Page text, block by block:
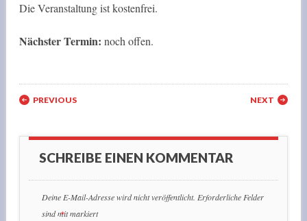
Die Veranstaltung ist kostenfrei.
Nächster Termin: noch offen.
Post navigation
PREVIOUS NEXT
SCHREIBE EINEN KOMMENTAR
Deine E-Mail-Adresse wird nicht veröffentlicht. Erforderliche Felder
sind mit
* markiert